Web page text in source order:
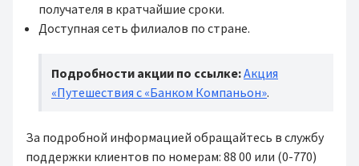
получателя в кратчайшие сроки.
Доступная сеть филиалов по стране.
Подробности акции по ссылке:Акция
«Путешествия с «Банком Компаньон».
За подробной информацией обращайтесь в службу
поддержки клиентов по номерам: 88 00 или (0-770)